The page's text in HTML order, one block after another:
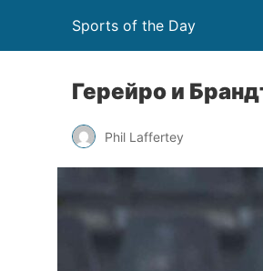
Sports of the Day
Герейро и
Phil Laffertey